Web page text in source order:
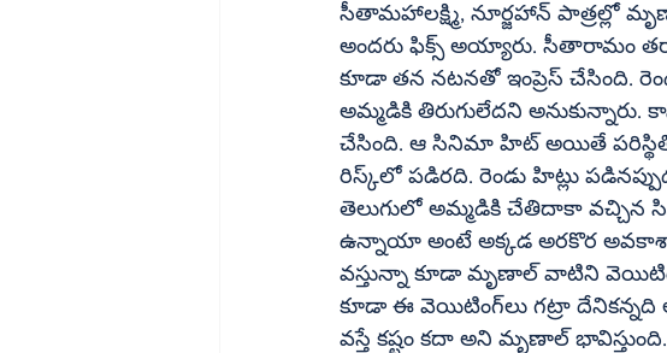
సీతామహాలక్ష్మి, నూర్జహాన్‌ పాత్రల్లో మృణాల్‌ అదరగొట్టేసింది. టాలీవుడ్‌కి మరో స్టార్‌ హీరోయిన్‌ వచ్చిందని
అందరు ఫిక్స్‌ అయ్యారు. సీతారామం తర్వాత నానితో హాయ్‌ నాన్న సినిమా చేసింది అమ్మడు. ఆ సినిమాలో
కూడా తన నటనతో ఇంప్రెస్‌ చేసింది. రెండు బ్యాక్‌ టు బ్యాక్‌ హిట్లతో మృణాల్‌ అదరగొట్టగా ఇక టాలీవుడ్‌లో
అమ్మడికి తిరుగులేదని అనుకున్నారు. కానీ విజయ్‌ దేవరకొండతో చేసిన
చేసింది. ఆ సినిమా హిట్‌ అయితే పరిస్థితి ఎలా ఉండేదో కానీ ఆ సినిమా ఫ్లాప్‌ అవ్వడం వల్ల మృణాల్‌ కెరీర్‌
రిస్క్‌లో పడిరది. రెండు హిట్లు పడినప్పుడు కాదు ఒక్క ఫ్లాప్‌ పడగానే బ్యాడ్‌ లక్‌ వెంటాడుతుంది. అందుకే
తెలుగులో అమ్మడికి చేతిదాకా వచ్చిన సినిమాలు
ఉన్నాయా అంటే అక్కడ అరకొర అవకాశాలే తప్ప పెద్దగా ఛాన్స్‌ లు
వస్తున్నా కూడా మృణాల్‌ వాటిని వెయిటింగ్‌లో పెట్టినట్టు తెలుస్తుంది. మరి కెరీర్‌ అటు ఇటుగా ఉన్నప్పుడు
కూడా ఈ వెయిటింగ్‌లు గట్రా దేనికన్నది అర్థం కావట్లేదు. ఐతే ఒక ఆఫర్‌కి ఓకే చెప్పాక దానికంటే బెటర్‌ ఆఫర్‌
వస్తే కష్టం కదా అని మృణాల్‌ భావిస్తుంది.